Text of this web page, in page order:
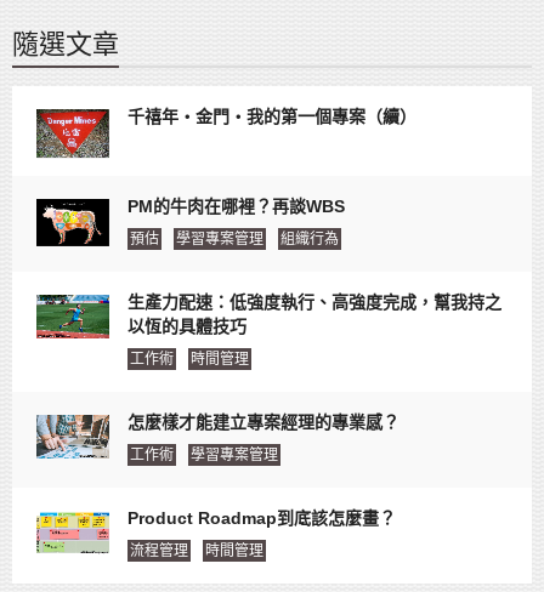
隨選文章
千禧年‧金門‧我的第一個專案（續）
PM的牛肉在哪裡？再談WBS
預估 學習專案管理 組織行為
生產力配速：低強度執行、高強度完成，幫我持之
以恆的具體技巧
工作術 時間管理
怎麼樣才能建立專案經理的專業感？
工作術 學習專案管理
Product Roadmap到底該怎麼畫？
流程管理 時間管理